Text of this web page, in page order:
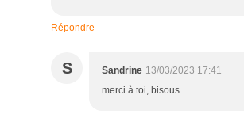
Répondre
S Sandrine 13/03/2023 17:41
merci à toi, bisous